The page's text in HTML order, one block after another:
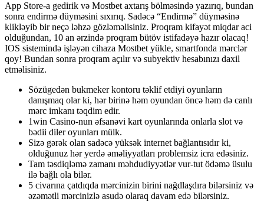
App Store-a gedirik və Mostbet axtarış bölməsində yazırıq, bundan
sonra endirmə düyməsini sıxırıq. Sadəcə “Endirmə” düyməsinə
klikləyib bir neçə ləhzə gözləməlisiniz. Proqram kifayət miqdar aci
olduğundan, 10 an ərzində proqram bütöv istifadəyə hazır olacaq!
IOS sistemində işləyən cihaza Mostbet yükle, smartfonda mərclər
qoy! Bundan sonra proqram açılır və subyektiv hesabınızı daxil
etməlisiniz.
Sözügedən bukmeker kontoru təklif etdiyi oyunların
danışmaq olar ki, hər birinə həm oyundan öncə həm də canlı
mərc imkanı təqdim edir.
1win Casino-nun əfsanəvi kart oyunlarında onlarla slot və
bədii diler oyunları mülk.
Sizə gərək olan sadəcə yüksək internet bağlantısıdır ki,
olduğunuz hər yerdə əməliyyatları problemsiz icra edəsiniz.
Tam təsdiqləmə zamanı məhdudiyyətlər vur-tut ödəmə üsulu
ilə bağlı ola bilər.
5 civarına çatdıqda mərcinizin birini nağdlaşdıra bilərsiniz və
əzəmətli mərcinizlə asudə olaraq davam edə bilərsiniz.